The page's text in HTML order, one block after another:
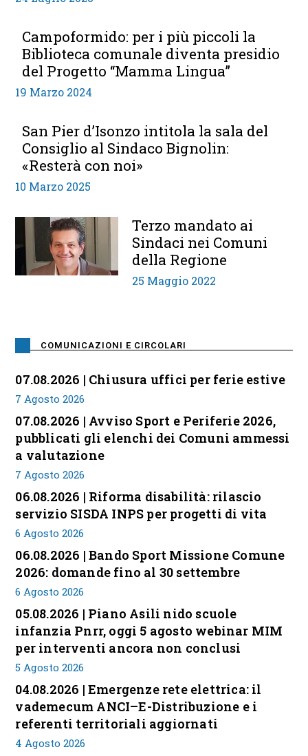
Campoformido: per i più piccoli la
Biblioteca comunale diventa presidio
del Progetto “Mamma Lingua”
19 Marzo 2024
San Pier d’Isonzo intitola la sala del
Consiglio al Sindaco Bignolin:
«Resterà con noi»
10 Marzo 2025
Terzo mandato ai
Sindaci nei Comuni
della Regione
25 Maggio 2022
COMUNICAZIONI E CIRCOLARI
07.08.2026 | Chiusura uffici per ferie estive
7 Agosto 2026
07.08.2026 | Avviso Sport e Periferie 2026,
pubblicati gli elenchi dei Comuni ammessi
a valutazione
7 Agosto 2026
06.08.2026 | Riforma disabilità: rilascio
servizio SISDA INPS per progetti di vita
6 Agosto 2026
06.08.2026 | Bando Sport Missione Comune
2026: domande fino al 30 settembre
6 Agosto 2026
05.08.2026 | Piano Asili nido scuole
infanzia Pnrr, oggi 5 agosto webinar MIM
per interventi ancora non conclusi
5 Agosto 2026
04.08.2026 | Emergenze rete elettrica: il
vademecum ANCI–E-Distribuzione e i
referenti territoriali aggiornati
4 Agosto 2026